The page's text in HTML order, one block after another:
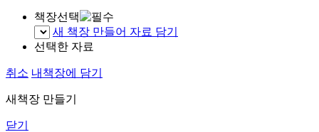
책장선택
새 책장 만들어 자료 담기
선택한 자료
취소 내책장에 담기
새책장 만들기
닫기